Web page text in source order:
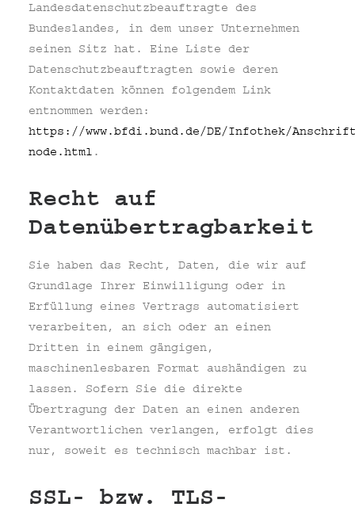
Landesdatenschutzbeauftragte des
Bundeslandes, in dem unser Unternehmen
seinen Sitz hat. Eine Liste der
Datenschutzbeauftragten sowie deren
Kontaktdaten können folgendem Link
entnommen werden:
https://www.bfdi.bund.de/DE/Infothek/
node.html .
Recht auf
Datenübertragbarkeit
Sie haben das Recht, Daten, die wir auf
Grundlage Ihrer Einwilligung oder in
Erfüllung eines Vertrags automatisiert
verarbeiten, an sich oder an einen
Dritten in einem gängigen,
maschinenlesbaren Format aushändigen zu
lassen. Sofern Sie die direkte
Übertragung der Daten an einen anderen
Verantwortlichen verlangen, erfolgt dies
nur, soweit es technisch machbar ist.
SSL- bzw. TLS-